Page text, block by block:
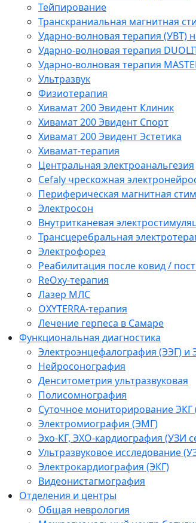
Тейпирование
Транскраниальная магнитная
Ударно-волновая терапия (УВТ)
Ударно-волновая терапия
Ударно-волновая терапия
Ультразвук
Физиотерапия
Хивамат 200 Эвидент Клиник
Хивамат 200 Эвидент Спорт
Хивамат 200 Эвидент Эстетика
Хивамат-терапия
Центральная электроанальгезия
Cefaly чреcкожная
Периферическая магнитная
Электросон
Внутритканевая
Трансцеребральная
Электрофорез
Реабилитация после ковид /
ReOxy-терапия
Лазер МЛС
OXYTERRA-терапия
Лечение герпеса в Самаре
Функциональная диагностика
Электроэнцефалография (ЭЭГ)
Нейросонография
Денситометрия ультразвуковая
Полисомнография
Суточное мониторирование ЭКГ
Электромиография (ЭМГ)
Эхо-КГ, ЭХО-кардиография (УЗИ
Ультразвуковое исследование
Электрокардиография (ЭКГ)
Видеонистагмография
Отделения и центры
Общая неврология